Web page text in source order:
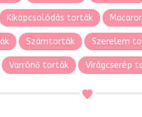
Kikapcsolódás torták
Számtorták Szerelem
Varrónő torták Virágcserép